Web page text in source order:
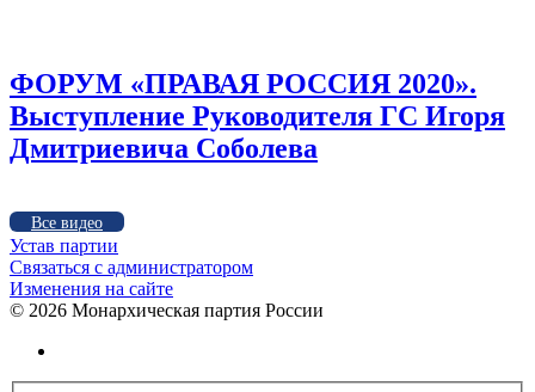
ФОРУМ «ПРАВАЯ РОССИЯ 2020».
Выступление Руководителя ГС Игоря
Дмитриевича Соболева
Все видео
Устав партии
Связаться с администратором
Изменения на сайте
© 2026 Монархическая партия России